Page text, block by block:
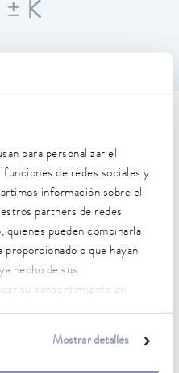
para personalizar el
de redes sociales y
información sobre el
partners de redes
quienes pueden combinarla
o que hayan
hecho de sus
su consentimiento en
Mostrar detalles
± K
(según